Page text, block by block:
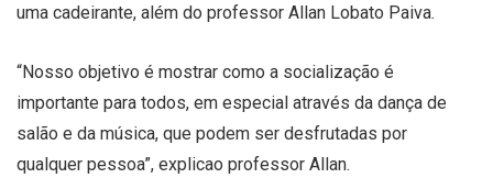
uma cadeirante, além do professor Allan Lobato Paiva.
“Nosso objetivo é mostrar como a socialização é
importante para todos, em especial através da dança de
salão e da música, que podem ser desfrutadas por
qualquer pessoa”, explicao professor Allan.